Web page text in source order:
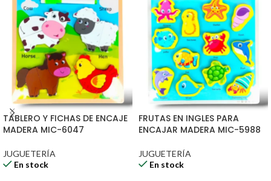
TABLERO Y FICHAS DE ENCAJE
MADERA MIC-6047
JUGUETERÍA
En stock
FRUTAS EN INGLES PARA
ENCAJAR MADERA MIC-5988
JUGUETERÍA
En stock